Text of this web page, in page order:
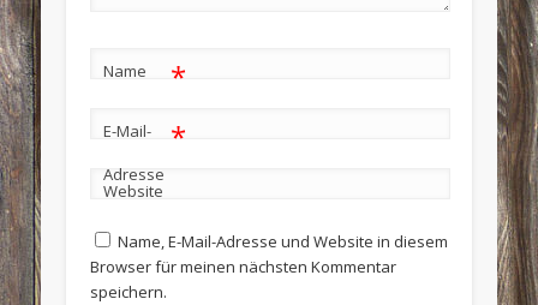
Name *
E-Mail-
Adresse
*
Website
Name, E-Mail-Adresse und Website in diesem
Browser für meinen nächsten Kommentar
speichern.